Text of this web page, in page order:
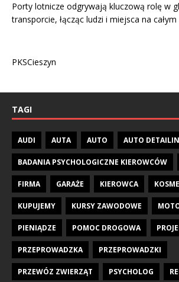
Porty lotnicze odgrywają kluczową rolę w
transporcie, łącząc ludzi i miejsca na
PKSCieszyn
TAGI
AUDI AUTA AUTO AUTO
BADANIA PSYCHOLOGICZNE KIEROWCÓW
FIRMA GARAŻE KIEROWCA
KUPUJEMY KURSY ZAWODOWE
PIENIĄDZE POMOC DROGOWA
PRZEPROWADZKA PRZEPROWADZKI
PRZEWÓZ ZWIERZĄT PSYCHOLOG